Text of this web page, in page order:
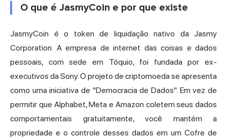
O que é JasmyCoin e por que existe
JasmyCoin é o token de liquidação nativo da Jasmy
Corporation. A empresa de internet das coisas e dados
pessoais, com sede em Tóquio, foi fundada por ex-
executivos da Sony. O projeto de criptomoeda se apresenta
como uma iniciativa de "Democracia de Dados". Em vez de
permitir que Alphabet, Meta e Amazon coletem seus dados
comportamentais gratuitamente, você mantém a
propriedade e o controle desses dados em um Cofre de